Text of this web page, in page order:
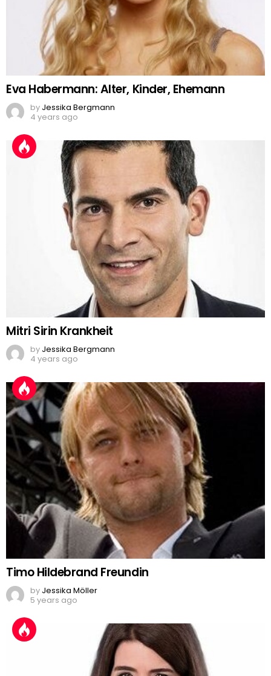
Eva Habermann: Alter, Kinder, Ehemann
by Jessika Bergmann
4 years ago
Mitri Sirin Krankheit
by Jessika Bergmann
4 years ago
Timo Hildebrand Freundin
by Jessika Möller
5 years ago